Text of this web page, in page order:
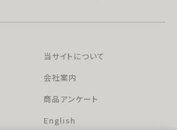
当サイトについて
会社案内
商品アンケート
English